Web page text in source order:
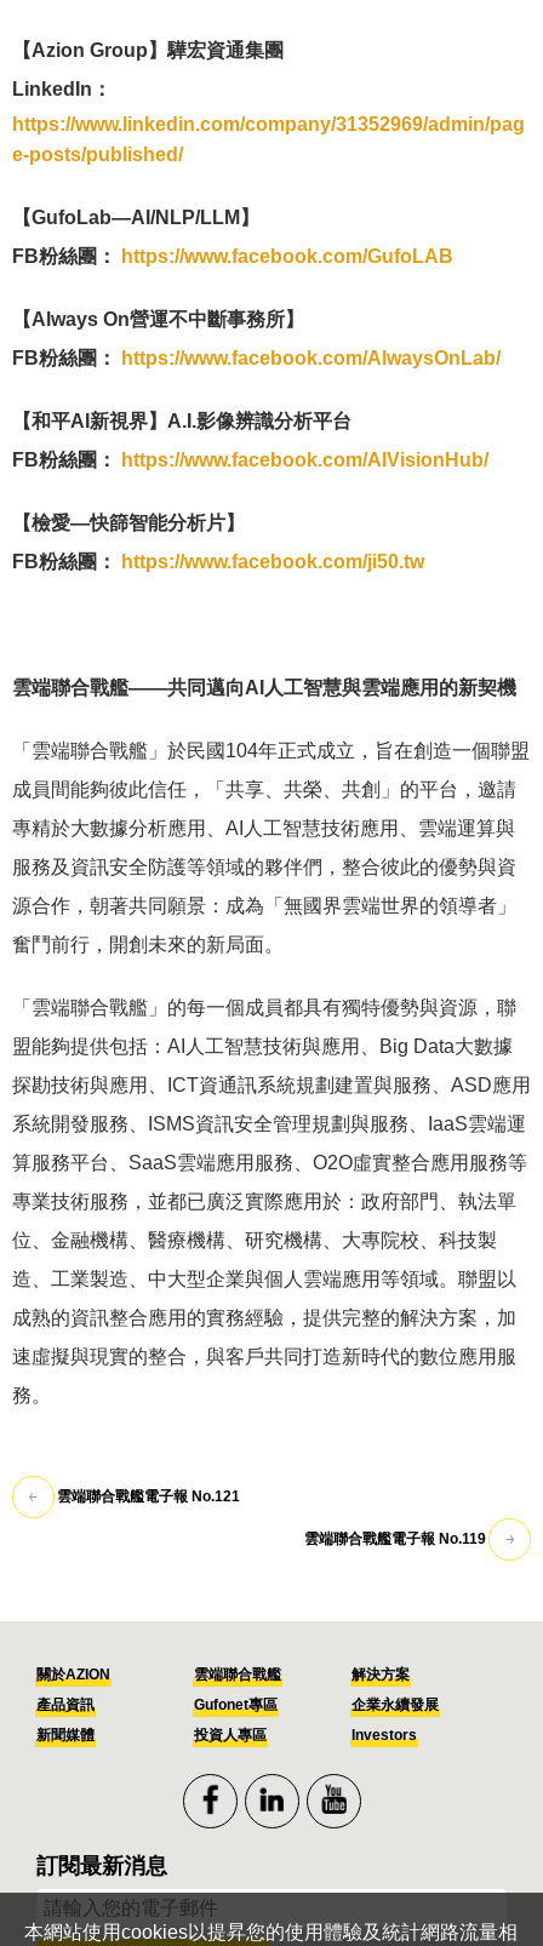
【Azion Group】驊宏資通集團
LinkedIn：
https://www.linkedin.com/company/31352969/admin/pag
e-posts/published/
【GufoLab—AI/NLP/LLM】
FB粉絲團：
https://www.facebook.com/GufoLAB
【Always On營運不中斷事務所】
FB粉絲團：
https://www.facebook.com/AlwaysOnLab/
【和平AI新視界】A.I.影像辨識分析平台
FB粉絲團：
https://www.facebook.com/AIVisionHub/
【檢愛—快篩智能分析片】
FB粉絲團：
https://www.facebook.com/ji50.tw
雲端聯合戰艦——共同邁向AI人工智慧與雲端應用的新契機
「雲端聯合戰艦」於民國104年正式成立，旨在創造一個聯盟
成員間能夠彼此信任，「共享、共榮、共創」的平台，邀請
專精於大數據分析應用、AI人工智慧技術應用、雲端運算與
服務及資訊安全防護等領域的夥伴們，整合彼此的優勢與資
源合作，朝著共同願景：成為「無國界雲端世界的領導者」
奮鬥前行，開創未來的新局面。
「雲端聯合戰艦」的每一個成員都具有獨特優勢與資源，聯
盟能夠提供包括：AI人工智慧技術與應用、Big Data大數據
探勘技術與應用、ICT資通訊系統規劃建置與服務、ASD應用
系統開發服務、ISMS資訊安全管理規劃與服務、IaaS雲端運
算服務平台、SaaS雲端應用服務、O2O虛實整合應用服務等
專業技術服務，並都已廣泛實際應用於：政府部門、執法單
位、金融機構、醫療機構、研究機構、大專院校、科技製
造、工業製造、中大型企業與個人雲端應用等領域。聯盟以
成熟的資訊整合應用的實務經驗，提供完整的解決方案，加
速虛擬與現實的整合，與客戶共同打造新時代的數位應用服
務。
雲端聯合戰艦電子報 No.121
雲端聯合戰艦電子報 No.119
關於AZION 雲端聯合戰艦
解決方案
產品資訊
Gufonet專區
企業永續發展
新聞媒體
投資人專區 Investors
訂閱最新消息
本網站使用cookies以提昇您的使用體驗及統計網路流量相